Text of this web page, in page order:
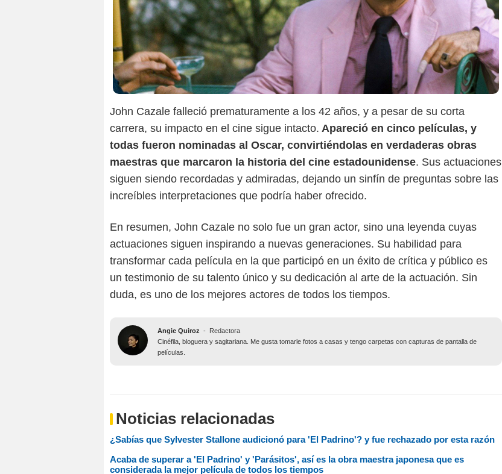
John Cazale falleció prematuramente a los 42 años, y a pesar de su corta
carrera, su impacto en el cine sigue intacto. Apareció en cinco películas, y
todas fueron nominadas al Oscar, convirtiéndolas en verdaderas obras
maestras que marcaron la historia del cine estadounidense. Sus actuaciones
siguen siendo recordadas y admiradas, dejando un sinfín de preguntas sobre las
increíbles interpretaciones que podría haber ofrecido.
En resumen, John Cazale no solo fue un gran actor, sino una leyenda cuyas
actuaciones siguen inspirando a nuevas generaciones. Su habilidad para
transformar cada película en la que participó en un éxito de crítica y público es
un testimonio de su talento único y su dedicación al arte de la actuación. Sin
duda, es uno de los mejores actores de todos los tiempos.
Angie Quiroz - Redactora
Cinéfila, bloguera y sagitariana. Me gusta tomarle fotos a casas y tengo carpetas con capturas de pantalla de
películas.
Noticias relacionadas
¿Sabías que Sylvester Stallone audicionó para 'El Padrino'? y fue rechazado por esta razón
Acaba de superar a 'El Padrino' y 'Parásitos', así es la obra maestra japonesa que es
considerada la mejor película de todos los tiempos